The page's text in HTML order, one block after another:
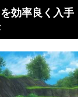
効率良く入手